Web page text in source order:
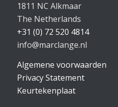
1811 NC Alkmaar
The Netherlands
+31 (0) 72 520 4814
info@marclange.nl
Algemene voorwaarden
Privacy Statement
Keurtekenplaat